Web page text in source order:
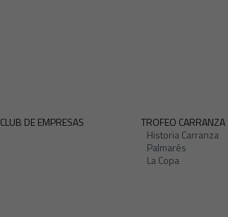
CLUB DE EMPRESAS
TROFEO CARRANZA
Historia Carranza
Palmarés
La Copa